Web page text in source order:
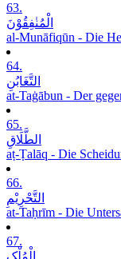
63.
الْمُنٰفِقُوْنَ
al-Munāfiqūn - Die
64.
التَّغَابُنِ
at-Taġābun - Der
65.
الطَّلَاقِ
aṭ-Ṭalāq - Die
66.
التَّحْرِیْمِ
at-Taḥrīm - Die
67.